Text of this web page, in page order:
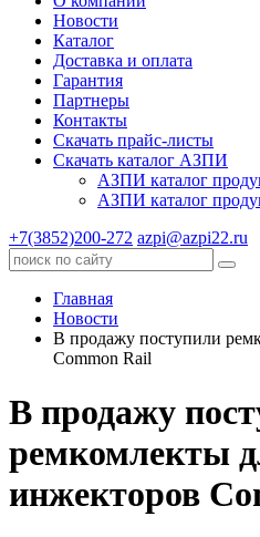
Новости
Каталог
Доставка и оплата
Гарантия
Партнеры
Контакты
Скачать прайс-листы
Скачать каталог АЗПИ
АЗПИ каталог
АЗПИ каталог
+7(3852)200-272 azpi@azpi22.ru
Главная
Новости
В продажу поступили
Common Rail
В продажу
ремкомлекты
инжекторов